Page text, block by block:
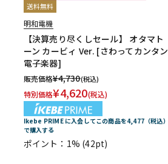
送料無料
明和電機
【決算売り尽くしセール】 オタマト
ーン カービィ Ver. [さわってカンタン
電子楽器]
販売価格¥4,730(税込)
特別価格¥4,620(税込)
Ikebe PRIME に入会してこの商品を4,477（税込）
で購入する
ポイント：1% (42pt)